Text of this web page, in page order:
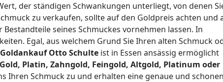
der ständigen Schwankungen unterliegt, von denen
zu verkaufen, sollte auf den Goldpreis achten und
seines Schmuckes vornehmen lassen. In
Egal, aus welchem Grund Sie Ihren alten Schmuck
Goldankauf Otto Schulte ist in Essen ansässig ermöglicht
Gold, Platin, Zahngold, Feingold, Altgold, Platinum oder
Ihren Schmuck zu und erhalten eine genaue und